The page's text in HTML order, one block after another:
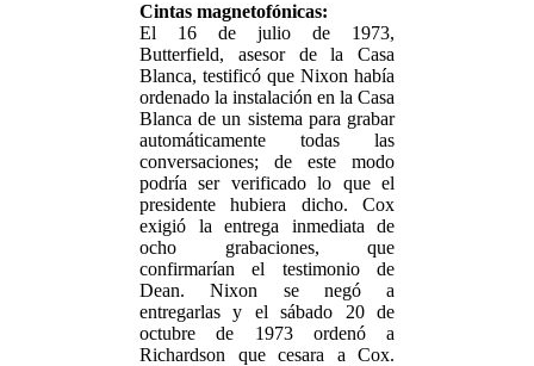
Cintas magnetofónicas:
El 16 de julio de 1973,
Butterfield, asesor de la Casa
Blanca, testificó que Nixon había
ordenado la instalación en la Casa
Blanca de un sistema para grabar
automáticamente todas las
conversaciones; de este modo
podría ser verificado lo que el
presidente hubiera dicho. Cox
exigió la entrega inmediata de
ocho grabaciones, que
confirmarían el testimonio de
Dean. Nixon se negó a
entregarlas y el sábado 20 de
octubre de 1973 ordenó a
Richardson que cesara a Cox.